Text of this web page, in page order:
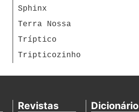
Sphinx
Terra Nossa
Tríptico
Tripticozinho
Revistas Dicionário